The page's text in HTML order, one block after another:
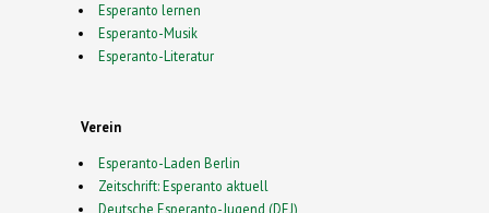
Esperanto lernen
Esperanto-Musik
Esperanto-Literatur
Verein
Esperanto-Laden Berlin
Zeitschrift: Esperanto aktuell
Deutsche Esperanto-Jugend (DEJ)